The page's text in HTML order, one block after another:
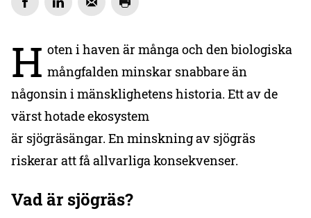
H oten i haven är många och den biologiska
mångfalden minskar snabbare än
någonsin i mänsklighetens historia. Ett av de
värst hotade ekosystem
är sjögräsängar. En minskning av sjögräs
riskerar att få allvarliga konsekvenser.
Vad är sjögräs?